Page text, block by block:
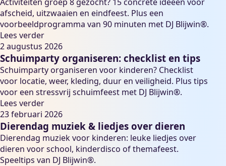
afscheid, uitzwaaien en eindfeest. Plus een
voorbeeldprogramma van 90 minuten met DJ Blijwin®.
Lees verder
2 augustus 2026
Schuimparty organiseren: checklist en tips
Schuimparty organiseren voor kinderen? Checklist
voor locatie, weer, kleding, duur en veiligheid. Plus tips
voor een stressvrij schuimfeest met DJ Blijwin®.
Lees verder
23 februari 2026
Dierendag muziek & liedjes over dieren
Dierendag muziek voor kinderen: leuke liedjes over
dieren voor school, kinderdisco of themafeest.
Speeltips van DJ Blijwin®.